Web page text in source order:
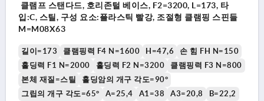
클램프 스탠다드, 호리존털 베이스, F2=3200, L=173, 타
입:C, 스틸, 구성 요소:플라스틱 빨강, 조절형 클램핑 스핀들
M=M08X63
길이=173 클램핑력 F4 N=1600 H=47,6
손 힘 FH N=150
홀딩력 F1 N=2000
홀딩력 F2 N=3200
클램핑력 F3 N=800
본체 재질=스틸
홀딩암의 개구 각도=90°
그립의 개구 각도=65°
A=25,4 A1=38 A3=20,8
B=22,2